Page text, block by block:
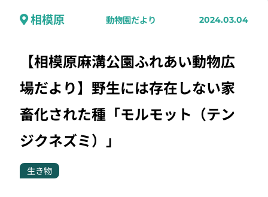
相模原 動物園だより 2024.03.04
【相模原麻溝公園ふれあい動物広
場だより】野生には存在しない家
畜化された種「モルモット（テン
ジクネズミ）」
生き物